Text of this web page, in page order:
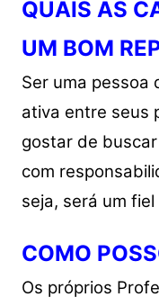
QUAIS AS
UM BOM
Ser uma pessoa
ativa entre seus
gostar de
com
seja, será um
COMO
Os próprios